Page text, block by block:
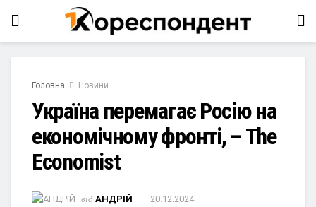
Головна Новини
Україна перемагає Росію на
економічному фронті, – The
Economist
від АНДРІЙ 20.12.2024